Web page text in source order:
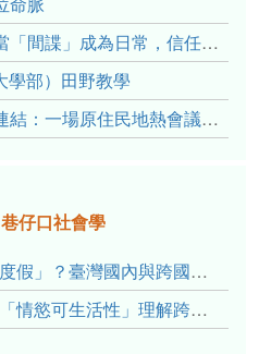
」成為日常，信任角力下的情感伏流
學部）田野教學
一場原住民地熱會議的初步觀察
仔口社會學
「散播愛心」還是「打工度假」？臺灣國內與跨國捐卵的利他修辭、金錢動機與身體代價
當性別不只是種身分：從「情慾可生活性」理解跨性別者的身體、慾望與認同探索